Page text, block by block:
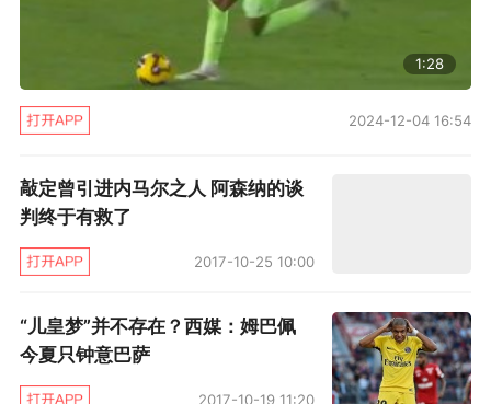
也来自他运球禁区）未来MSN组合如缺少其中一
位，恩里克肯定派出这位全能悍将。
2016年夏天，巴萨共花费1.0975亿欧元签
尔-苏亚雷斯）本赛季至今，5位新援共出场近
5000分钟，仅收获1个进球（阿尔卡塞尔代表巴
萨，多哈与阿赫利友谊赛）正赛中5位新援0进
术部门挽回颜面。一旦局面打开，球员未来再进
球基本不是问题。相信阿尔卡塞尔与迪涅，尤其
1:28
2024-12-04 16:54
敲定曾引进内马尔之人 阿森纳的谈
判终于有救了
2017-10-25 10:00
“儿皇梦”并不存在？西媒：姆巴佩
今夏只钟意巴萨
2017-10-19 11:20